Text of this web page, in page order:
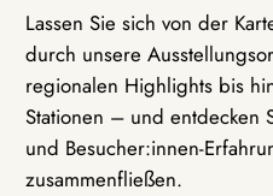
Lassen Sie sich von der
durch unsere
regionalen Highlights bis
Stationen – und entdecken
und Besucher:innen-
zusammenfließen.